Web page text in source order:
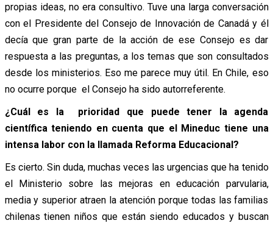
propias ideas, no era consultivo. Tuve una larga conversación
con el Presidente del Consejo de Innovación de Canadá y él
decía que gran parte de la acción de ese Consejo es dar
respuesta a las preguntas, a los temas que son consultados
desde los ministerios. Eso me parece muy útil. En Chile, eso
no ocurre porque el Consejo ha sido autorreferente.
¿Cuál es la prioridad que puede tener la agenda
científica teniendo en cuenta que el Mineduc tiene una
intensa labor con la llamada Reforma Educacional?
Es cierto. Sin duda, muchas veces las urgencias que ha tenido
el Ministerio sobre las mejoras en educación parvularia,
media y superior atraen la atención porque todas las familias
chilenas tienen niños que están siendo educados y buscan